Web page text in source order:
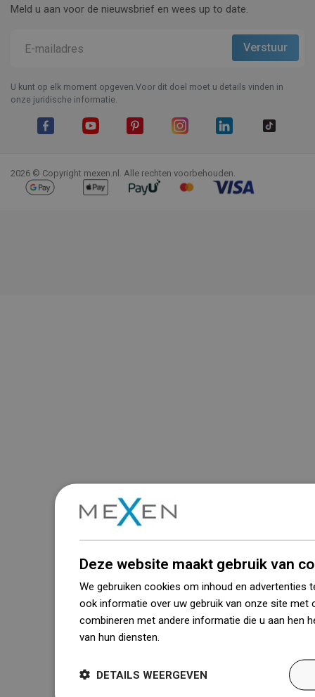
Meld u aan voor de nieuwsbrief en wees up to date.
U kunt op elk moment opgeven.Voor dit doel moet u details vinden in
onze juridische informatie.
2026 © Copyright mexen.nl. Alle rechten voorbehouden.
Deze website maakt gebruik van
We gebruiken cookies om inhoud en advertenties
ook informatie over uw gebruik van onze site met
combineren met andere informatie die u aan hen
van hun diensten.
DETAILS WEERGEVEN